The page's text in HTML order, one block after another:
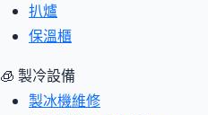
扒爐
保溫櫃
🧊 製冷設備
製冰機維修